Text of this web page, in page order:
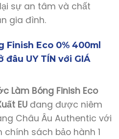
sự an tâm và chất
gia đình.
Finish Eco 0% 400ml
đâu UY TÍN với GIÁ
Làm Bóng Finish Eco
EU đang được niêm
Châu Âu Authentic với
sách bảo hành 1